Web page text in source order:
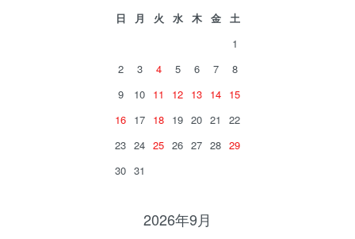
日 月 火 水 木 金
土
1
2
3 4 5 6 7
8
9
10 11 12 13 14 15
16 17 18 19 20 21
22
23 24 25 26 27 28 29
30 31
2026年9月